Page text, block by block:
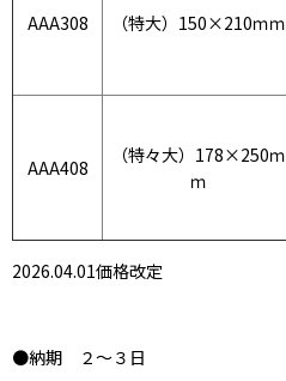
AAA308 （特大）150×210ｍｍ
AAA408
（特々大）178×250ｍ
ｍ
2026.04.01価格改定
●納期 ２〜３日